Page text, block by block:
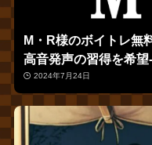
M・R様のボイトレ無
高音発声の習得を希望‐
2024年7月24日